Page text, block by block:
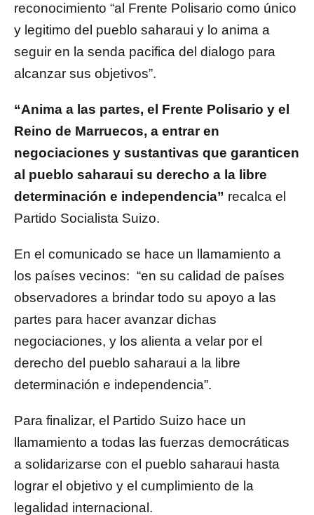
reconocimiento “al Frente Polisario como único
y legitimo del pueblo saharaui y lo anima a
seguir en la senda pacifica del dialogo para
alcanzar sus objetivos”.
“Anima a las partes, el Frente Polisario y el
Reino de Marruecos, a entrar en
negociaciones y sustantivas que garanticen
al pueblo saharaui su derecho a la libre
determinación e independencia” recalca el
Partido Socialista Suizo.
En el comunicado se hace un llamamiento a
los países vecinos: “en su calidad de países
observadores a brindar todo su apoyo a las
partes para hacer avanzar dichas
negociaciones, y los alienta a velar por el
derecho del pueblo saharaui a la libre
determinación e independencia”.
Para finalizar, el Partido Suizo hace un
llamamiento a todas las fuerzas democráticas
a solidarizarse con el pueblo saharaui hasta
lograr el objetivo y el cumplimiento de la
legalidad internacional.